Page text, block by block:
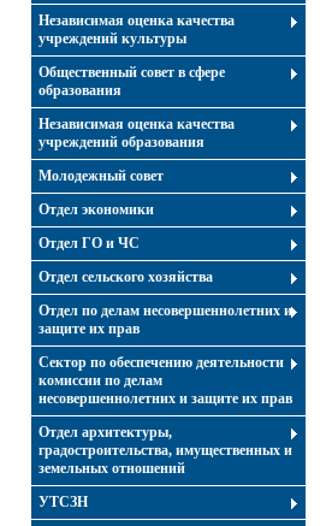
Независимая оценка качества
учреждений культуры
Общественный совет в сфере
образования
Независимая оценка качества
учреждений образования
Молодежный совет
Отдел экономики
Отдел ГО и ЧС
Отдел сельского хозяйства
Отдел по делам несовершеннолетних и
защите их прав
Сектор по обеспечению деятельности
комиссии по делам
несовершеннолетних и защите их прав
Отдел архитектуры,
градостроительства, имущественных и
земельных отношений
УТСЗН